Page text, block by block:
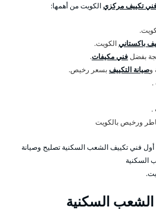
تكييف مركزيالكويت من أهمها:
باكستانيالكويت.
بفضلفني مكيفات.
وصيانة التكييفبسعر رخيص.
.
.
ورخيص بالكويت
فني تكييف الشعب السكنية تصليح وصيانة
السكنية
السكنية